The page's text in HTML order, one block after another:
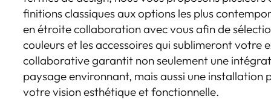
finitions classiques aux options les plus
en étroite collaboration avec vous afin de
couleurs et les accessoires qui sublimeront votre
collaborative garantit non seulement une
paysage environnant, mais aussi une
votre vision esthétique et fonctionnelle.